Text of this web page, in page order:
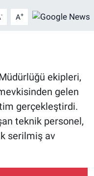
- A+
ekipleri,
gelen
gerçekleştirdi.
teknik personel,
serilmiş av